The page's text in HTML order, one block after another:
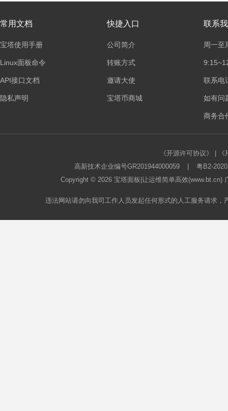
常用文档
宝塔使用手册
Linux面板命令
API接口文档
隐私声明
快捷入口
公司简介
转账方式
邀请大使
宝塔币商城
联系
周一至
联系电
如有问
商务合
《开源许可协议》
高新技术企业编号GR201944000059
粤B2-
Copyright © 2026 宝塔面板 |让运维简单高效
违法网站请勿向我司工作人员发起任何形式的人工服务请求，